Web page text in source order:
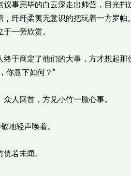
完毕的白云深走出帅营，目光扫
，纤纤柔荑无意识的把玩着一方罗
一旁欣赏。
商定了他们的大事，方才想起那
你意下如何？”
人回首，方见小竹一脸心事。
轻声唤着。
若未闻。